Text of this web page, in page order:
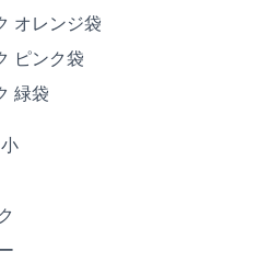
オレンジ袋
ピンク袋
緑袋